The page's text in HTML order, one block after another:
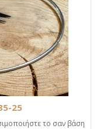
25
το σαν βάση